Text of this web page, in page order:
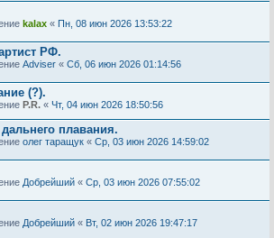
kalax « Пн, 08 июн 2026 13:53:22
РФ.
Adviser « Сб, 06 июн 2026 01:14:56
(?).
P.R. « Чт, 04 июн 2026 18:50:56
плавания.
олег таращук « Ср, 03 июн 2026 14:59:02
Добрейший « Ср, 03 июн 2026 07:55:02
Добрейший « Вт, 02 июн 2026 19:47:17